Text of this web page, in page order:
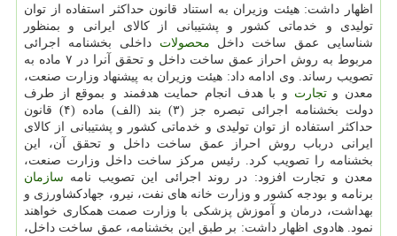
اظهار داشت: هیئت وزیران به استناد قانون حداکثر استفاده از توان
تولیدی و خدماتی کشور و پشتیبانی از کالای ایرانی و بمنظور
شناسایی عمق ساخت داخل محصولات داخلی بخشنامه اجرائی
مربوط به روش احراز عمق ساخت داخل و تحقق آنرا در ۷ ماده به
تصویب رساند. وی ادامه داد: هیئت وزیران به پیشنهاد وزارت صنعت،
معدن وتجارت و با هدف انجام حمایت هدفمند و بموقع از طرف
دولت بخشنامه اجرائی تبصره جز (۳) بند (الف) ماده (۴) قانون
حداکثر استفاده از توان تولیدی و خدماتی کشور و پشتیبانی از کالای
ایرانی درباب روش احراز عمق ساخت داخل و تحقق آن، این
بخشنامه را تصویب کرد. رئیس مرکز ساخت داخل وزارت صنعت،
معدن و تجارت افزود: در روند اجرائی این تصویب نامه سازمان
برنامه و بودجه کشور و وزارت خانه های نفت، نیرو، جهادکشاورزی و
بهداشت، درمان و آموزش پزشکی با وزارت صمت همکاری خواهند
نمود. هادوی اظهار داشت: بر طبق این بخشنامه، عمق ساخت داخل،